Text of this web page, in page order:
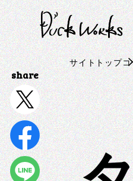
S
k
i
p
t
o
c
o
n
t
e
サイトトップコ